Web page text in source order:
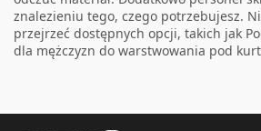
znalezieniu tego, czego potrzebujesz.
przejrzeć dostępnych opcji, takich jak
dla mężczyzn do warstwowania pod